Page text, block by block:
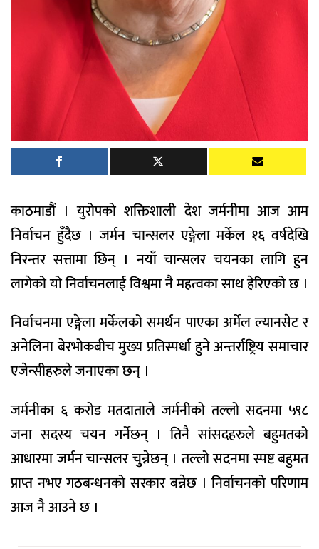
काठमाडौं । युरोपको शक्तिशाली देश जर्मनीमा आज आम
निर्वाचन हुँदैछ । जर्मन चान्सलर एङ्गेला मर्केल १६ वर्षदेखि
निरन्तर सत्तामा छिन् । नयाँ चान्सलर चयनका लागि हुन
लागेको यो निर्वाचनलाई विश्वमा नै महत्वका साथ हेरिएको छ ।
निर्वाचनमा एङ्गेला मर्केलको समर्थन पाएका अर्मेल ल्यानसेट र
अनेलिना बेरभोकबीच मुख्य प्रतिस्पर्धा हुने अन्तर्राष्ट्रिय समाचार
एजेन्सीहरुले जनाएका छन् ।
जर्मनीका ६ करोड मतदाताले जर्मनीको तल्लो सदनमा ५९८
जना सदस्य चयन गर्नेछन् । तिनै सांसदहरुले बहुमतको
आधारमा जर्मन चान्सलर चुन्नेछन् । तल्लो सदनमा स्पष्ट बहुमत
प्राप्त नभए गठबन्धनको सरकार बन्नेछ । निर्वाचनको परिणाम
आज नै आउने छ ।